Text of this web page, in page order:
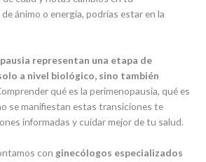
ánimo o energía, podrías estar en la
representan una etapa de
a nivel biológico, sino también
qué es la perimenopausia, qué es
se manifiestan estas transiciones te
informadas y cuidar mejor de tu salud.
con ginecólogos especializados